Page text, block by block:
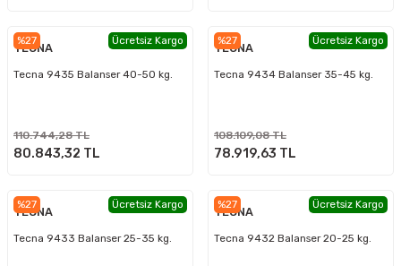
%27 Ücretsiz Kargo
TECNA
Tecna 9435 Balanser 40-50 kg.
110.744,28 TL
80.843,32 TL
%27 Ücretsiz Kargo
TECNA
Tecna 9434 Balanser 35-45 kg.
108.109,08 TL
78.919,63 TL
%27 Ücretsiz Kargo
TECNA
Tecna 9433 Balanser 25-35 kg.
%27 Ücretsiz Kargo
TECNA
Tecna 9432 Balanser 20-25 kg.